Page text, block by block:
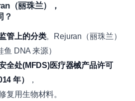
（丽珠兰），
？
管上的分类。Rejuran（丽珠兰）
DNA 来源）
全处(MFDS)医疗器械产品许可
年）
，
复用生物材料。